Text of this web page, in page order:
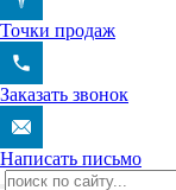
Точки продаж
Заказать звонок
Написать письмо